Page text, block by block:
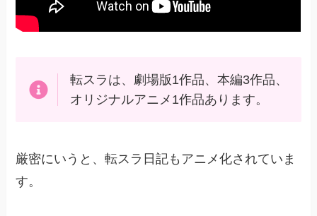
転スラは、劇場版1作品、本編3作品、
オリジナルアニメ1作品あります。
厳密にいうと、転スラ日記もアニメ化されていま
す。